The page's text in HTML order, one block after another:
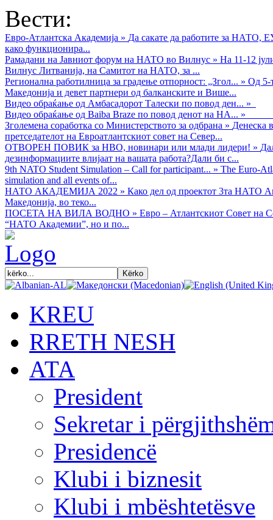
Вести:
Евро-Атлантска Академија » Да сакате да работите за НАТО,
како функционира...
Рамадани на Јавниот форум на НАТО во Вилнус » На 11-12
Вилнус Литванија, на Самитот на НАТО, за ...
Регионална работилница за градење отпорност: „Згол... » Од 5-
Македонија и девет партнери од балканските и Више...
Видео обраќањe од Амбасадорот Талески по повод ден... »
Видео обраќање од Baiba Braze по повод денот на НА... »
Зголемена соработка со Министерството за одбрана » Денеска
претседателот на Евроатлантскиот совет на Север...
ОТВОРЕН ПОВИК за НВО, новинари или млади лидери! »
дезинформациите влијаат на вашата работа?Дали би с...
9th NATO Student Simulation – Call for participant... » The Euro-
simulation and all events of...
НАТО АКАДЕМИЈА 2022 » Како дел од проектот 3та НАТО
Македонија, во теко...
ПОСЕТА НА ВИЛА ВОДНО » Евро – Атлантскиот Совет на
“НАТО Академии”, но и по...
KREU
RRETH NESH
АТА
President
Sekretar i
Presidencë
Klubi i biznesit
Klubi i mbështetësve